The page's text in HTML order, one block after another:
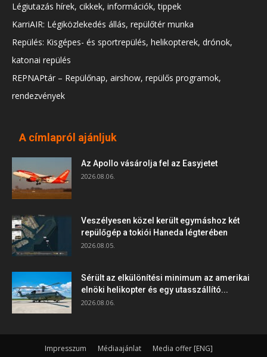
Légiutazás hírek, cikkek, információk, tippek
KarriAIR: Légiközlekedés állás, repülőtér munka
Repülés: Kisgépes- és sportrepülés, helikopterek, drónok,
katonai repülés
REPNAPtár – Repülőnap, airshow, repülős programok,
rendezvények
A címlapról ajánljuk
Az Apollo vásárolja fel az Easyjetet
2026.08.06.
Veszélyesen közel került egymáshoz két
repülőgép a tokiói Haneda légterében
2026.08.05.
Sérült az elkülönítési minimum az amerikai
elnöki helikopter és egy utasszállító...
2026.08.06.
Impresszum Médiaajánlat
Media offer [ENG]